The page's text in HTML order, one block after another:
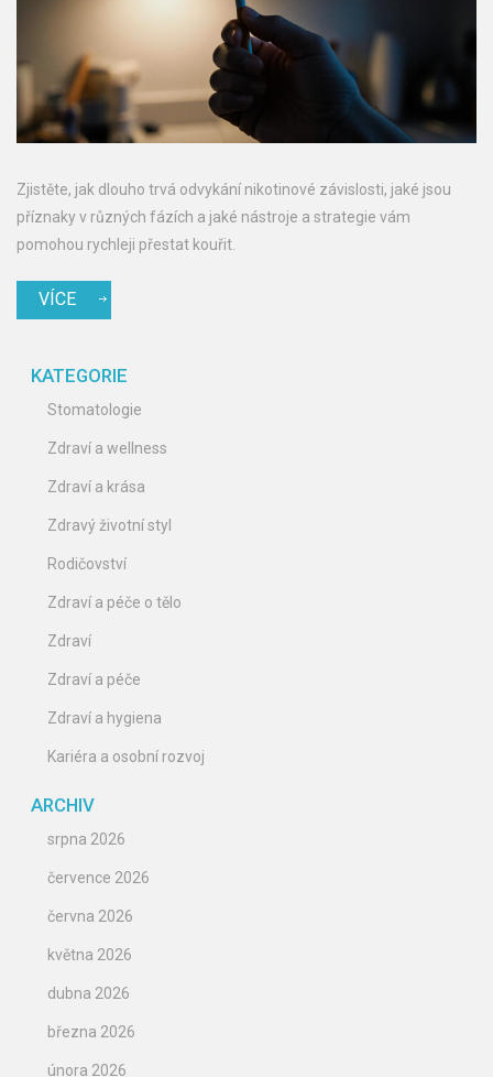
Zjistěte, jak dlouho trvá odvykání nikotinové závislosti, jaké jsou
příznaky v různých fázích a jaké nástroje a strategie vám
pomohou rychleji přestat kouřit.
VÍCE
KATEGORIE
Stomatologie
Zdraví a wellness
Zdraví a krása
Zdravý životní styl
Rodičovství
Zdraví a péče o tělo
Zdraví
Zdraví a péče
Zdraví a hygiena
Kariéra a osobní rozvoj
ARCHIV
srpna 2026
července 2026
června 2026
května 2026
dubna 2026
března 2026
února 2026